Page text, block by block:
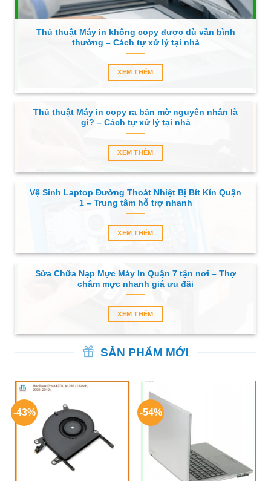
Thủ thuật Máy in không copy được dù vẫn bình
thường – Cách tự xử lý tại nhà
XEM THÊM
Thủ thuật Máy in copy ra bản mờ nguyên nhân là
gì? – Cách tự xử lý tại nhà
XEM THÊM
Vệ Sinh Laptop Đường Thoát Nhiệt Bị Bít Kín Quận
1 – Trung tâm hỗ trợ nhanh
XEM THÊM
Sửa Chữa Nạp Mực Máy In Quận 7 tận nơi – Thợ
châm mực nhanh giá ưu đãi
XEM THÊM
SẢN PHẨM MỚI
-43% -54%